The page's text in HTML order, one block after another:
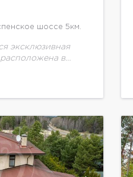
шоссе 5км.
эксклюзивная
в
особняк
размахом